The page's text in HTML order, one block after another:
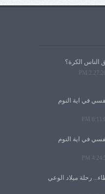
الناس الكرة؟
في آية النوم
في آية النوم
رحلة ميلاد الوعي